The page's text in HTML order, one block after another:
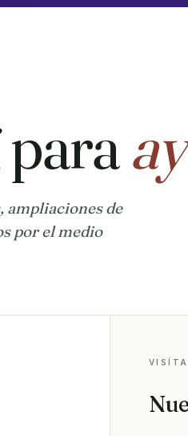
ampliaciones de
por el medio